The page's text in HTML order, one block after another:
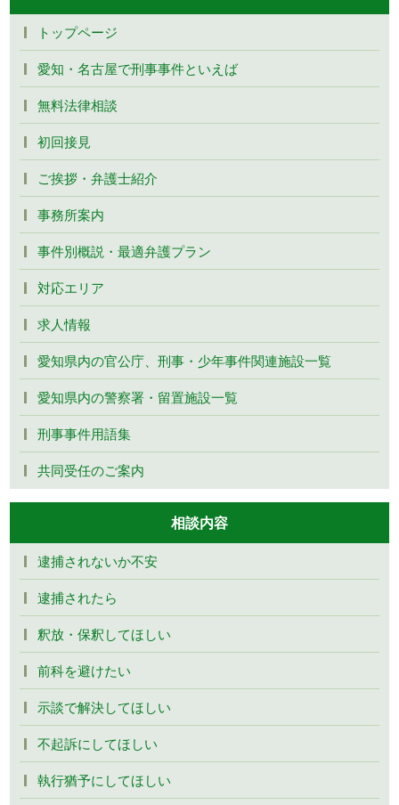
トップページ
愛知・名古屋で刑事事件といえば
無料法律相談
初回接見
ご挨拶・弁護士紹介
事務所案内
事件別概説・最適弁護プラン
対応エリア
求人情報
愛知県内の官公庁、刑事・少年事件関連施設一覧
愛知県内の警察署・留置施設一覧
刑事事件用語集
共同受任のご案内
相談内容
逮捕されないか不安
逮捕されたら
釈放・保釈してほしい
前科を避けたい
示談で解決してほしい
不起訴にしてほしい
執行猶予にしてほしい